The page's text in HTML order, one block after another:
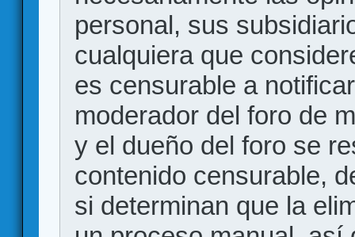
personal, sus
cualquiera que
es censurable a
moderador del foro de
y el dueño del foro se
contenido censurable,
si determinan que la